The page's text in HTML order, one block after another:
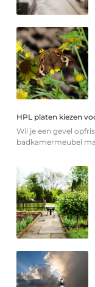
HPL platen kiezen
Wil je een gevel
badkamermeubel